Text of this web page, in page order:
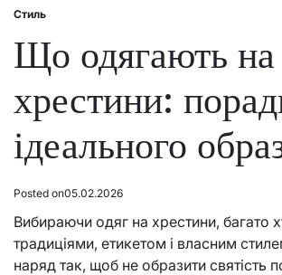
Posted
Стиль
Що одягають на
хрестини:
ідеального
Posted on05.02.2026
Вибираючи одяг на хрестини, багато
традиціями, етикетом і власним
наряд так, щоб не образити святість